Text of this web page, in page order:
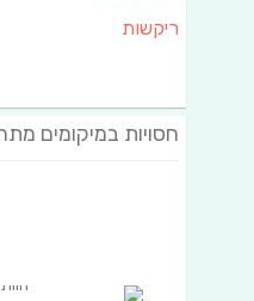
ריקשות
חסויות במיקומים